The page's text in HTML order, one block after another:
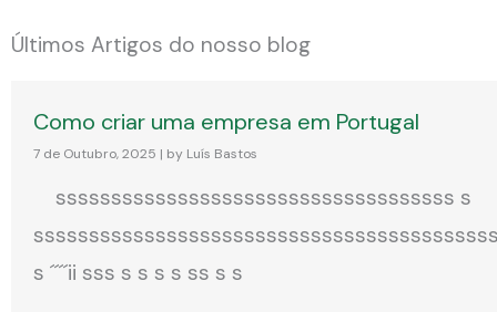
Últimos Artigos do nosso blog
Como criar uma empresa em Portugal
7 de Outubro, 2025 | by Luís Bastos
ssssssssssssssssssssssssssssssssssss s
s ´´´´ii sss s s s s ss s s